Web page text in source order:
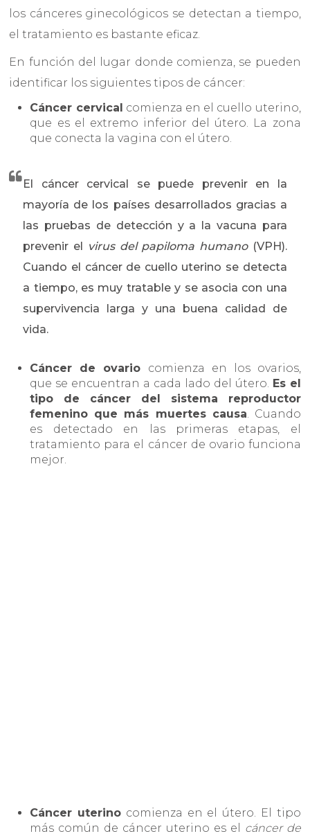
los cánceres ginecológicos se detectan a tiempo,
el tratamiento es bastante eficaz.
En función del lugar donde comienza, se pueden
identificar los siguientes tipos de cáncer:
Cáncer cervical comienza en el cuello uterino,
que es el extremo inferior del útero. La zona
que conecta la vagina con el útero.
El cáncer cervical se puede prevenir en la
mayoría de los países desarrollados gracias a
las pruebas de detección y a la vacuna para
prevenir el
virus del papiloma humano(VPH).
Cuando el cáncer de cuello uterino se detecta
a tiempo, es muy tratable y se asocia con una
supervivencia larga y una buena calidad de
vida.
Cáncer de ovario comienza en los ovarios,
que se encuentran a cada lado del útero. Es el
tipo de cáncer del sistema reproductor
femenino que más muertes causa. Cuando
es detectado en las primeras etapas, el
tratamiento para el cáncer de ovario funciona
mejor.
Cáncer uterino comienza en el útero. El tipo
más común de cáncer uterino es el cáncer de